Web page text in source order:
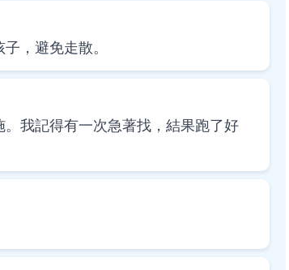
，避免走散。
我記得有一次急著找，結果跑了好